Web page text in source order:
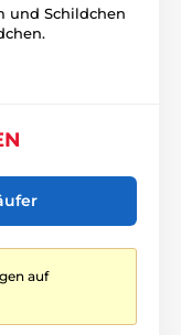
und Schildchen
auf